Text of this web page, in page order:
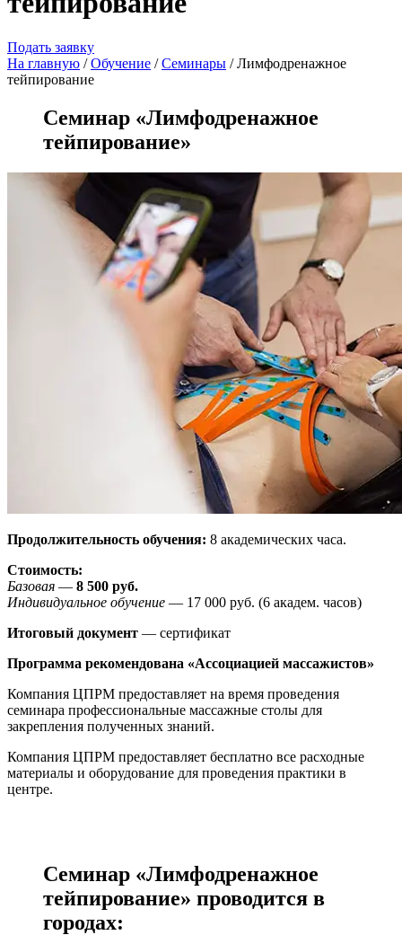
Подать заявку
На главную /Oбучение /Семинары / Лимфодренажное
тейпирование
Семинар «Лимфодренажное
тейпирование»
Продолжительность обучения: 8 академических часа.
Стоимость:
Базовая — 8 500 руб.
Индивидуальное обучение — 17 000 руб. (6 академ. часов)
Итоговый документ — сертификат
Программа рекомендована «Ассоциацией массажистов»
Компания ЦПРМ предоставляет на время проведения
семинара профессиональные массажные столы для
закрепления полученных знаний.
Компания ЦПРМ предоставляет бесплатно все расходные
материалы и оборудование для проведения практики в
центре.
Семинар «Лимфодренажное
тейпирование» проводится в
городах: